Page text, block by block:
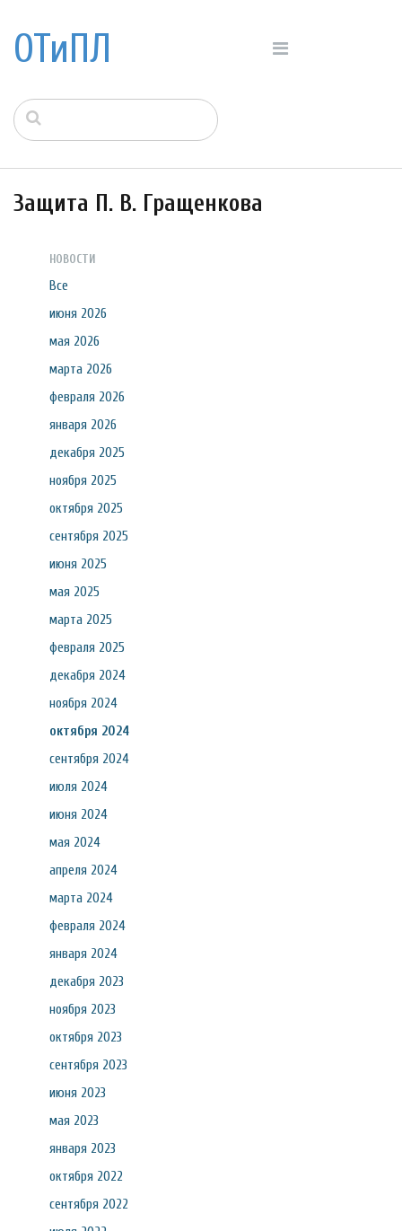
ОТиПЛ
Защита П. В. Гращенкова
НОВОСТИ
Все
июня 2026
мая 2026
марта 2026
февраля 2026
января 2026
декабря 2025
ноября 2025
октября 2025
сентября 2025
июня 2025
мая 2025
марта 2025
февраля 2025
декабря 2024
ноября 2024
октября 2024
сентября 2024
июля 2024
июня 2024
мая 2024
апреля 2024
марта 2024
февраля 2024
января 2024
декабря 2023
ноября 2023
октября 2023
сентября 2023
июня 2023
мая 2023
января 2023
октября 2022
сентября 2022